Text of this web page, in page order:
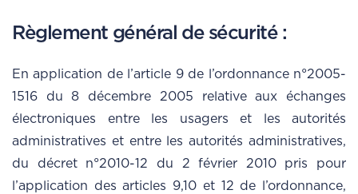
Règlement général de sécurité :
En application de l’article 9 de l’ordonnance n°2005-
1516 du 8 décembre 2005 relative aux échanges
électroniques entre les usagers et les autorités
administratives et entre les autorités administratives,
du décret n°2010-12 du 2 février 2010 pris pour
l’application des articles 9,10 et 12 de l’ordonnance,